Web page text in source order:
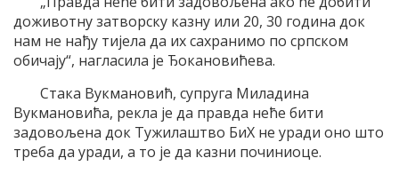
доживотну затворску казну или 20, 30 година док
нам не нађу тијела да их сахранимо по српском
обичају“, нагласила је Ђокановићева.
Стака Вукмановић, супруга Миладина
Вукмановића, рекла је да правда неће бити
задовољена док Тужилаштво БиХ не уради оно што
треба да уради, а то је да казни починиоце.